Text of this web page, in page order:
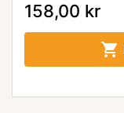
158,00 kr
